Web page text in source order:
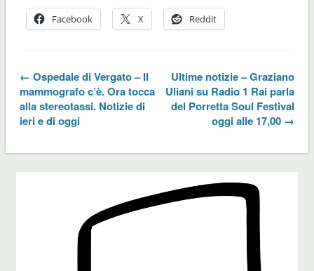
Facebook X Reddit
← Ospedale di Vergato – Il
mammografo c’è. Ora tocca
alla stereotassi. Notizie di
ieri e di oggi
Ultime notizie – Graziano
Uliani su Radio 1 Rai parla
del Porretta Soul Festival
oggi alle 17,00 →